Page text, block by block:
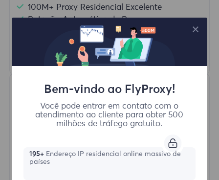
100M+ Proxy Residencial Excelente
Rotação Automática de Proxy
HTTP(S)/SOCKS5
Saber mais
Proxies Residenciais Ilimitados
Bem-vindo ao FlyProxy!
Você pode entrar em contato com o
atendimento ao cliente para obter 500
milhões de tráfego gratuito.
195+Endereço IP residencial online massivo de
países